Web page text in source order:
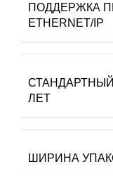
ПОДДЕРЖКА
ETHERNET/IP
ЛЕТ
ШИРИНА